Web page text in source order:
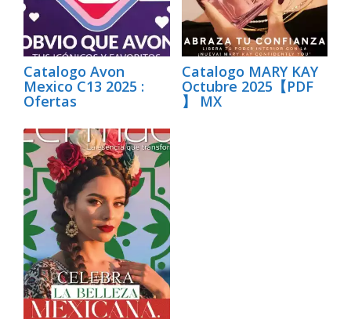
Catalogo Avon
Mexico C13 2025 :
Ofertas
Catalogo MARY KAY
Octubre 2025【PDF
】 MX